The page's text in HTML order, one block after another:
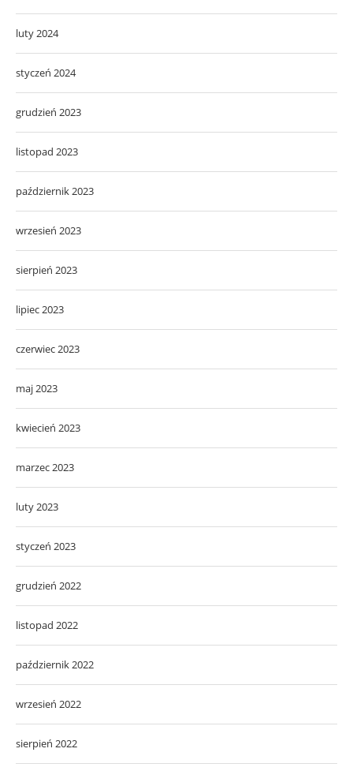
luty 2024
styczeń 2024
grudzień 2023
listopad 2023
październik 2023
wrzesień 2023
sierpień 2023
lipiec 2023
czerwiec 2023
maj 2023
kwiecień 2023
marzec 2023
luty 2023
styczeń 2023
grudzień 2022
listopad 2022
październik 2022
wrzesień 2022
sierpień 2022